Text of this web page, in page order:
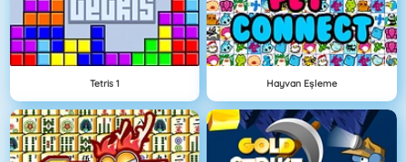
Tetris 1 Hayvan Eşleme